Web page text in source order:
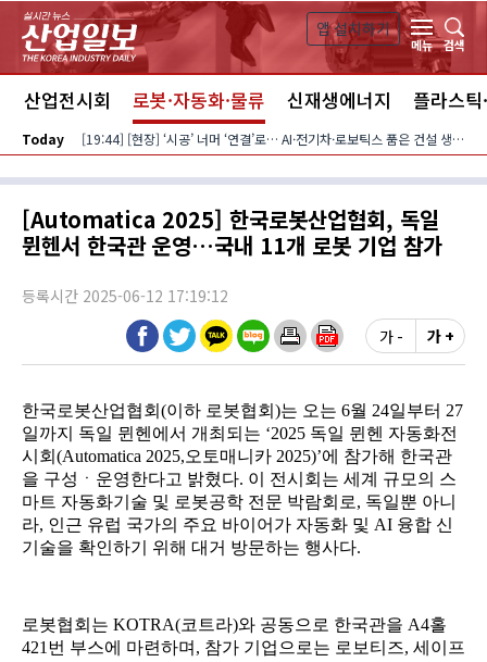
본문 바로가기
앱 설치하기
메뉴
검색
산업전시회 로봇·자동화·물류 신재생에너지 플라스틱
Today [19:44] [현장] ‘시공’ 너머 ‘연결’로… AI·전기차·로보틱스 품은 건설 생태계
[Automatica 2025] 한국로봇산업협회, 독일
뮌헨서 한국관 운영…국내 11개 로봇 기업 참가
등록시간 2025-06-12 17:19:12
가 -
가 +